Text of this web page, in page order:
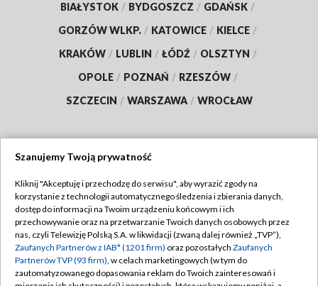
BIAŁYSTOK / BYDGOSZCZ / GDAŃSK /
GORZÓW WLKP. / KATOWICE / KIELCE /
KRAKÓW / LUBLIN / ŁÓDŹ / OLSZTYN /
OPOLE / POZNAŃ / RZESZÓW /
SZCZECIN / WARSZAWA / WROCŁAW
TVP
Abonament TVP
Emisja w TVP
Centrum informacji TVP
Regulamin TVP
Polityka prywatności
Moje zgody
Szanujemy Twoją prywatność
Kliknij "Akceptuję i przechodzę do serwisu", aby wyrazić zgody na
korzystanie z technologii automatycznego śledzenia i zbierania danych,
dostęp do informacji na Twoim urządzeniu końcowym i ich
przechowywanie oraz na przetwarzanie Twoich danych osobowych przez
nas, czyli Telewizję Polską S.A. w likwidacji (zwaną dalej również „TVP”),
Zaufanych Partnerów z IAB* (1201 firm) oraz pozostałych Zaufanych
Partnerów TVP (93 firm), w celach marketingowych (w tym do
zautomatyzowanego dopasowania reklam do Twoich zainteresowań i